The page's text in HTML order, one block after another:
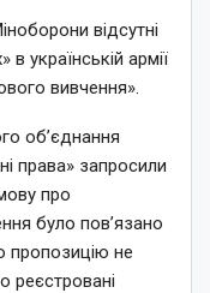
відсутні
українській армії
вивчення».
об’єднання
права» запросили
про
було пов’язано
пропозицію не
реєстровані